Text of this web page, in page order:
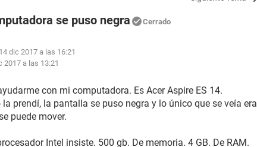
se puso negra Cerrado
dic 2017 a las 16:21
2017 a las 13:21
con mi computadora. Es Acer Aspire ES 14.
prendí, la pantalla se puso negra y lo único que se veía era
puede mover.
Intel insiste. 500 gb. De memoria. 4 GB. De RAM.